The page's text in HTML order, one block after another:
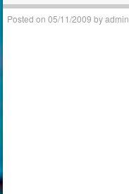
Posted on05/11/2009 byadmin